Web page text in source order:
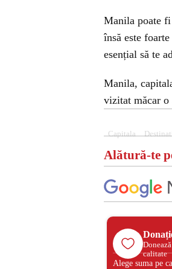
Manila poate
însă este
esențial să te
Manila,
vizitat măcar o
Capitala
Alătură-te
calitate
Alege suma pe